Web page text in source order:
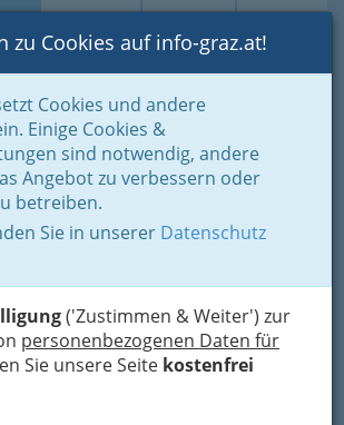
Suche Login Toggle
zu Cookies auf info-graz.at!
Cookies und andere
Einige Cookies &
sind notwendig, andere
Angebot zu verbessern oder
betreiben.
Sie in unserer Datenschutz
('Zustimmen & Weiter') zur
personenbezogenen Daten für
Sie unsere Seite kostenfrei
Einkaufen & Schenken - der Handel
Gliederung
& Sportartikelhandel
stolz